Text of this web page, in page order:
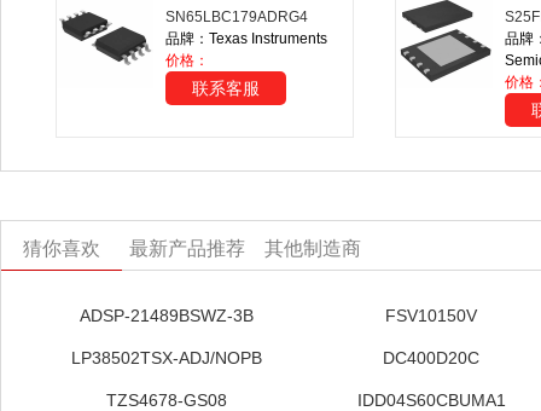
SN65LBC179ADRG4
品牌：Texas Instruments
价格：
联系客服
品牌
价格
猜你喜欢 最新产品推荐 其他制造商
ADSP-21489BSWZ-3B FSV10150V
LP38502TSX-ADJ/NOPB DC400D20C
TZS4678-GS08 IDD04S60CBUMA1